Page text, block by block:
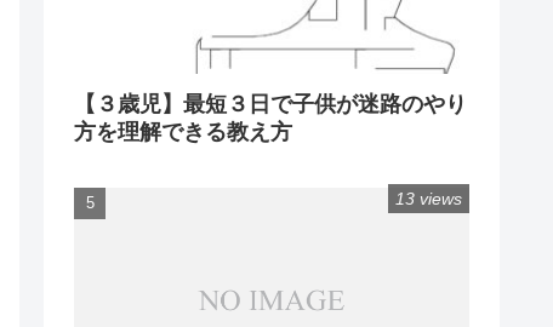
【３歳児】最短３日で子供が迷路のやり
方を理解できる教え方
13 views